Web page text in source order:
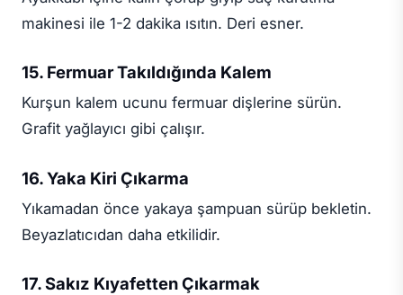
makinesi ile 1-2 dakika ısıtın. Deri esner.
15. Fermuar Takıldığında Kalem
Kurşun kalem ucunu fermuar dişlerine sürün.
Grafit yağlayıcı gibi çalışır.
16. Yaka Kiri Çıkarma
Yıkamadan önce yakaya şampuan sürüp bekletin.
Beyazlatıcıdan daha etkilidir.
17. Sakız Kıyafetten Çıkarmak